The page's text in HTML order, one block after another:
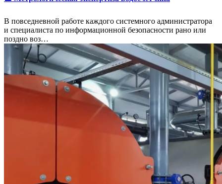
В повседневной работе каждого системного администратора
и специалиста по информационной безопасности рано или
поздно воз…